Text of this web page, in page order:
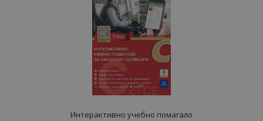
Интерактивно учебно помагало